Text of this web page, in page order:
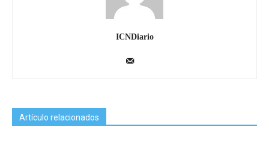
ICNDiario
Artículo relacionados